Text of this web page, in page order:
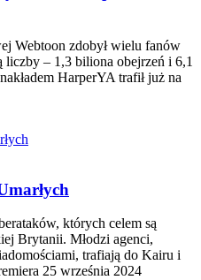
Webtoon zdobył wielu fanów
liczby – 1,3 biliona obejrzeń i 6,1
HarperYA trafił już na
których celem są
Brytanii. Młodzi agenci,
trafiają do Kairu i
25 września 2024